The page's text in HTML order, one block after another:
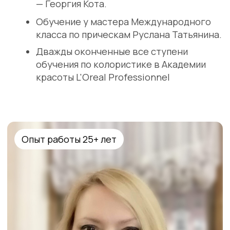
СПб, Левашовский пр., дом 2
Ежедневно с 10:00 – 21:00
oyimage@mail.ru
8 (921) 992-15-96